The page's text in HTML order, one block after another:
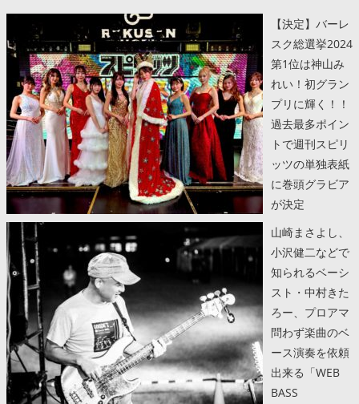
【決定】バーレ
スク総選挙2024
第1位は神山み
れい！初グラン
プリに輝く！！
過去最多ポイン
トで週刊スピリ
ッツの単独表紙
に巻頭グラビア
が決定
山崎まさよし、
小沢健二などで
知られるベーシ
スト・中村きた
ろー、プロアマ
問わず楽曲のベ
ース演奏を依頼
出来る「WEB
BASS